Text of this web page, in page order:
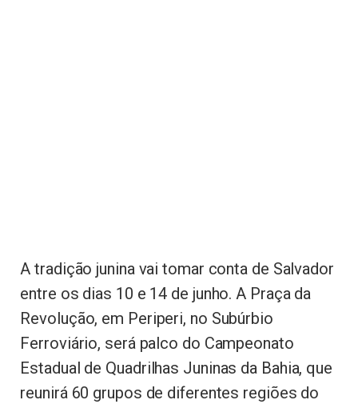
A tradição junina vai tomar conta de Salvador
entre os dias 10 e 14 de junho. A Praça da
Revolução, em Periperi, no Subúrbio
Ferroviário, será palco do Campeonato
Estadual de Quadrilhas Juninas da Bahia, que
reunirá 60 grupos de diferentes regiões do